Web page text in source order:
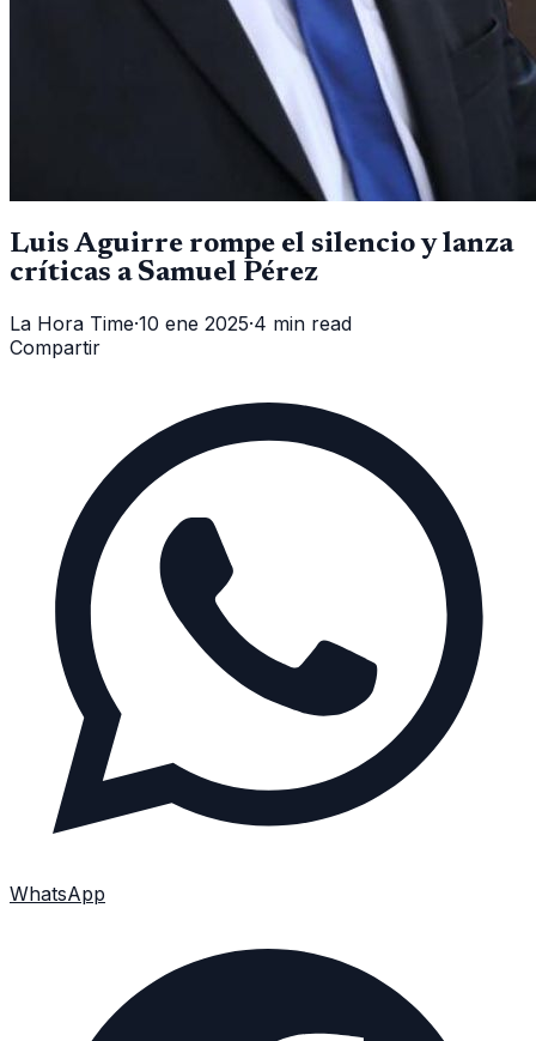
Luis Aguirre rompe el silencio y lanza
críticas a Samuel Pérez
La Hora Time·10 ene 2025·4 min read
Compartir
WhatsApp